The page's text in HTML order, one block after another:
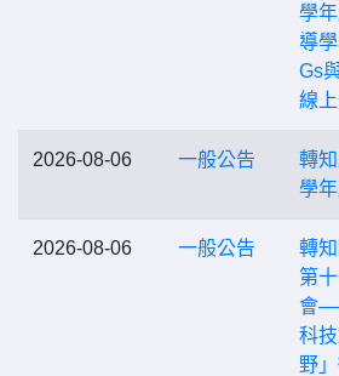
學
導
Gs
線上
2026-08-06 一般公告
轉
學
2026-08-06 一般公告
轉
第
會
科
野